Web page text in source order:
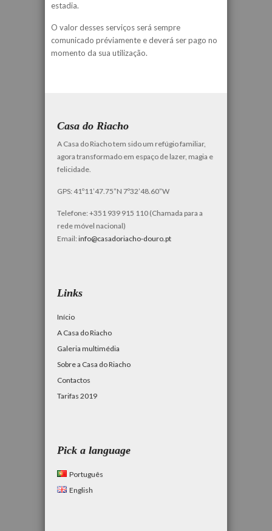
estadia.
O valor desses serviços será sempre
comunicado préviamente e deverá ser pago no
momento da sua utilização.
Casa do Riacho
A Casa do Riacho tem sido um refúgio familiar,
agora transformado em espaço de lazer, magia e
felicidade.
GPS: 41º11’47.75”N 7º32’48.60”W
Telefone: +351 939 915 110 (Chamada para a
rede móvel nacional)
Email: info@casadoriacho-douro.pt
Links
Início
A Casa do Riacho
Galeria multimédia
Sobre a Casa do Riacho
Contactos
Tarifas 2019
Pick a language
Português
English